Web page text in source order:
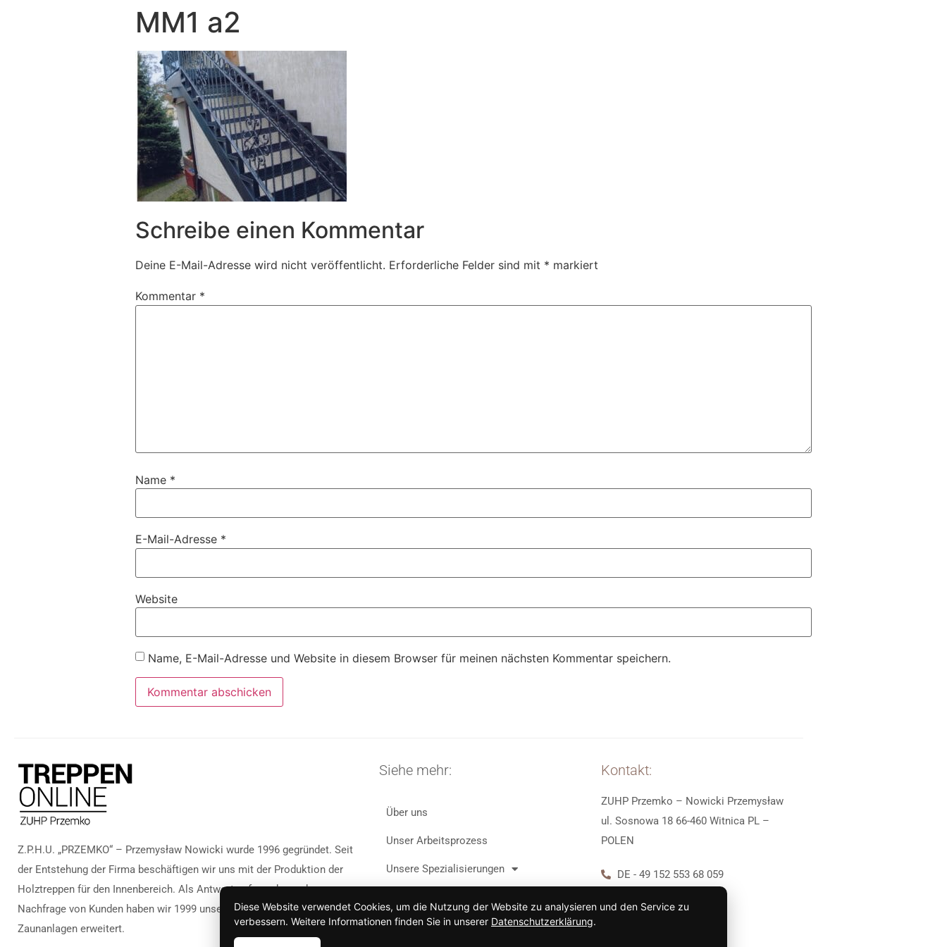
MM1 a2
Schreibe einen Kommentar
Deine E-Mail-Adresse wird nicht veröffentlicht. Erforderliche Felder sind mit * markiert
Kommentar *
Name *
E-Mail-Adresse *
Website
Name, E-Mail-Adresse und Website in diesem Browser für meinen nächsten Kommentar speichern.
Z.P.H.U. „PRZEMKO“ – Przemysław Nowicki wurde 1996 gegründet. Seit
der Entstehung der Firma beschäftigen wir uns mit der Produktion der
Holztreppen für den Innenbereich. Als Antwort auf zunehmende
Nachfrage von Kunden haben wir 1999 unsere Produktpalette um
Zaunanlagen erweitert.
Siehe mehr:
Über uns
Unser Arbeitsprozess
Unsere Spezialisierungen
Kostenloses Angebot
Kontakt:
ZUHP Przemko – Nowicki Przemysław
ul. Sosnowa 18 66-460 Witnica PL –
POLEN
DE - 49 152 553 68 059
PL - 607 234 496
Diese Website verwendet Cookies, um die Nutzung der Website zu analysieren und den Service zu
verbessern. Weitere Informationen finden Sie in unserer Datenschutzerklärung.